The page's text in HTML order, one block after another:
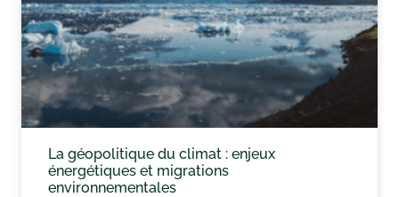
La géopolitique du climat : enjeux
énergétiques et migrations
environnementales